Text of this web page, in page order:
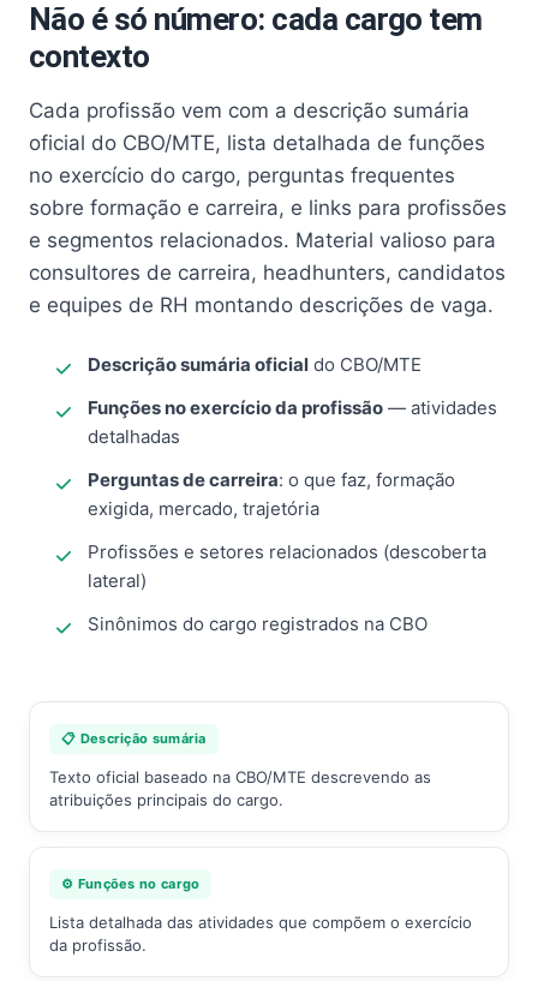
Não é só número: cada cargo tem
contexto
Cada profissão vem com a descrição sumária
oficial do CBO/MTE, lista detalhada de funções
no exercício do cargo, perguntas frequentes
sobre formação e carreira, e links para profissões
e segmentos relacionados. Material valioso para
consultores de carreira, headhunters, candidatos
e equipes de RH montando descrições de vaga.
Descrição sumária oficial do CBO/MTE
Funções no exercício da profissão — atividades
detalhadas
Perguntas de carreira: o que faz, formação
exigida, mercado, trajetória
Profissões e setores relacionados (descoberta
lateral)
Sinônimos do cargo registrados na CBO
📋 Descrição sumária
Texto oficial baseado na CBO/MTE descrevendo as
atribuições principais do cargo.
⚙️ Funções no cargo
Lista detalhada das atividades que compõem o exercício
da profissão.